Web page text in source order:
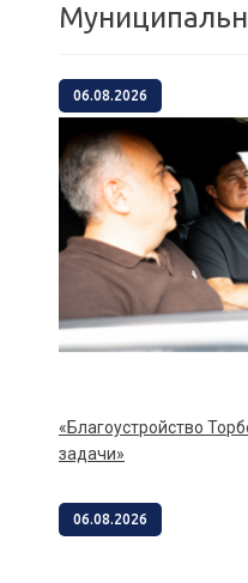
06.08.2026
«Благоустройство Торбеево: итоги объезда и новые
задачи»
06.08.2026